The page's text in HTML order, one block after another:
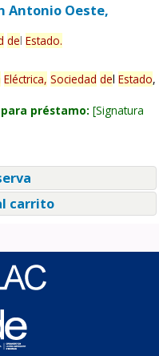
Antonio Oeste,
del Estado.
Eléctrica, Sociedad del Estado,
préstamo: Signatura
carrito